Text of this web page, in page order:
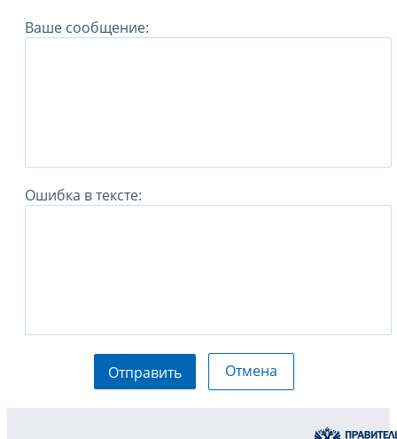
Ваше сообщение:
Ошибка в тексте:
Отправить Отмена